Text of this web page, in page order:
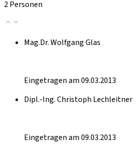
2 Personen
Mag.Dr. Wolfgang Glas
Eingetragen am 09.03.2013
Dipl.-Ing. Christoph Lechleitner
Eingetragen am 09.03.2013